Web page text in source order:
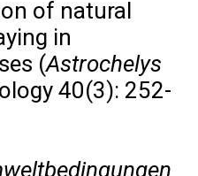
of natural
in
(Astrochelys
40(3): 252-